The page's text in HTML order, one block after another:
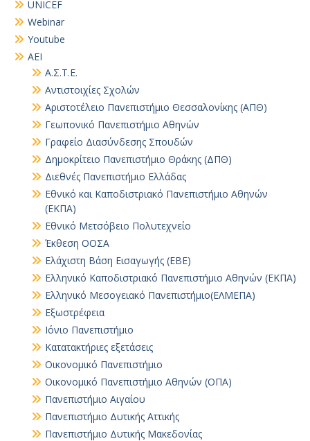
UNICEF
Webinar
Youtube
ΑΕΙ
Α.Σ.Τ.Ε.
Αντιστοιχίες Σχολών
Αριστοτέλειο Πανεπιστήμιο Θεσσαλονίκης (ΑΠΘ)
Γεωπονικό Πανεπιστήμιο Αθηνών
Γραφείο Διασύνδεσης Σπουδών
Δημοκρίτειο Πανεπιστήμιο Θράκης (ΔΠΘ)
Διεθνές Πανεπιστήμιο Ελλάδας
Εθνικό και Καποδιστριακό Πανεπιστήμιο Αθηνών
(ΕΚΠΑ)
Εθνικό Μετσόβειο Πολυτεχνείο
Έκθεση ΟΟΣΑ
Ελάχιστη Βάση Εισαγωγής (ΕΒΕ)
Ελληνικό Καποδιστριακό Πανεπιστήμιο Αθηνών (ΕΚΠΑ)
Ελληνικό Μεσογειακό Πανεπιστήμιο(ΕΛΜΕΠΑ)
Εξωστρέφεια
Ιόνιο Πανεπιστήμιο
Κατατακτήριες εξετάσεις
Οικονομικό Πανεπιστήμιο
Οικονομικό Πανεπιστήμιο Αθηνών (ΟΠΑ)
Πανεπιστήμιο Αιγαίου
Πανεπιστήμιο Δυτικής Αττικής
Πανεπιστήμιο Δυτικής Μακεδονίας